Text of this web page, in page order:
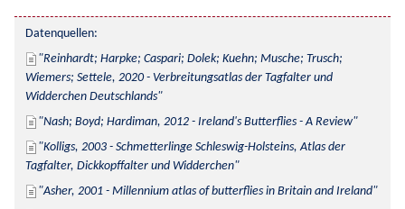
Datenquellen:
Reinhardt; Harpke; Caspari; Dolek; Kuehn; Musche; Trusch;
Wiemers; Settele, 2020 - Verbreitungsatlas der Tagfalter und
Widderchen Deutschlands
Nash; Boyd; Hardiman, 2012 - Ireland's Butterflies - A Review
Kolligs, 2003 - Schmetterlinge Schleswig-Holsteins, Atlas der
Tagfalter, Dickkopffalter und Widderchen
Asher, 2001 - Millennium atlas of butterflies in Britain and Ireland